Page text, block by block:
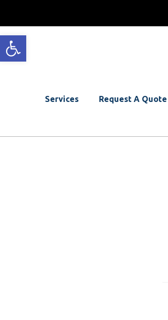
Open toolbar
Services Request A Quote